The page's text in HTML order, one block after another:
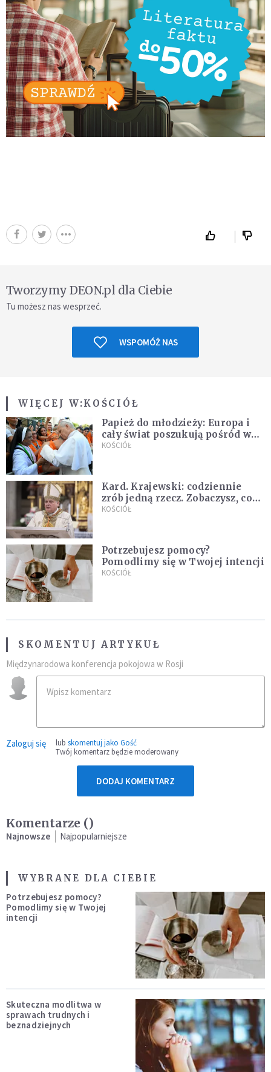
Tworzymy DEON.pl dla Ciebie
Tu możesz nas wesprzeć.
WSPOMÓŻ NAS
WIĘCEJ W:KOŚCIÓŁ
Papież do młodzieży: Europa i
cały świat poszukują pośród was
nowych świętych
KOŚCIÓŁ
Kard. Krajewski: codziennie
zrób jedną rzecz. Zobaczysz, co
stanie się z twoim życiem
KOŚCIÓŁ
Potrzebujesz pomocy?
Pomodlimy się w Twojej intencji
KOŚCIÓŁ
SKOMENTUJ ARTYKUŁ
Międzynarodowa konferencja pokojowa w Rosji
Zaloguj się lub skomentuj jako Gość
Twój komentarz będzie moderowany
DODAJ KOMENTARZ
Komentarze ()
Najnowsze Najpopularniejsze
WYBRANE DLA CIEBIE
Potrzebujesz pomocy?
Pomodlimy się w Twojej
intencji
Skuteczna modlitwa w
sprawach trudnych i
beznadziejnych